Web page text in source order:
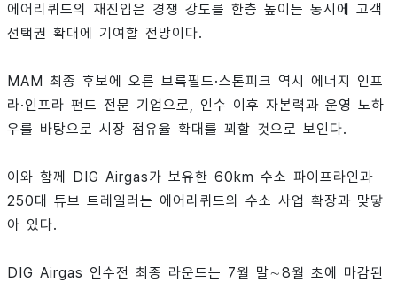
에어리퀴드의 재진입은 경쟁 강도를 한층 높이는 동시에 고객
선택권 확대에 기여할 전망이다.
MAM 최종 후보에 오른 브룩필드·스톤피크 역시 에너지 인프
라·인프라 펀드 전문 기업으로, 인수 이후 자본력과 운영 노하
우를 바탕으로 시장 점유율 확대를 꾀할 것으로 보인다.
이와 함께 DIG Airgas가 보유한 60km 수소 파이프라인과
250대 튜브 트레일러는 에어리퀴드의 수소 사업 확장과 맞닿
아 있다.
DIG Airgas 인수전 최종 라운드는 7월 말∼8월 초에 마감된